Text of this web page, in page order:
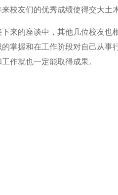
校友们的优秀成绩使得交大土
的座谈中，其他几位校友也根
的掌握和在工作阶段对自己从事
作就也一定能取得成果。